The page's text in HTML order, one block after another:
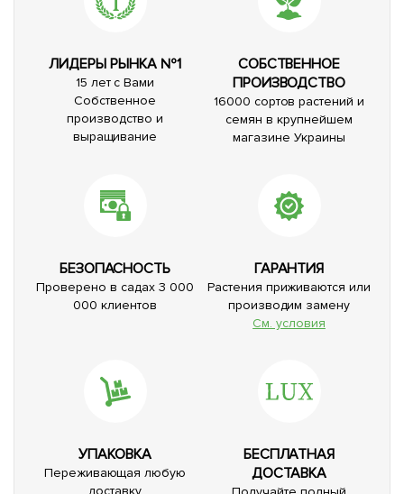
ЛИДЕРЫ РЫНКА №1
15 лет с Вами
Собственное
производство и
выращивание
СОБСТВЕННОЕ
ПРОИЗВОДСТВО
16000 сортов растений и
семян в крупнейшем
магазине Украины
БЕЗОПАСНОСТЬ
Проверено в садах 3 000
000 клиентов
ГАРАНТИЯ
Растения приживаются или
производим замену
См. условия
УПАКОВКА
Переживающая любую
БЕСПЛАТНАЯ
ДОСТАВКА